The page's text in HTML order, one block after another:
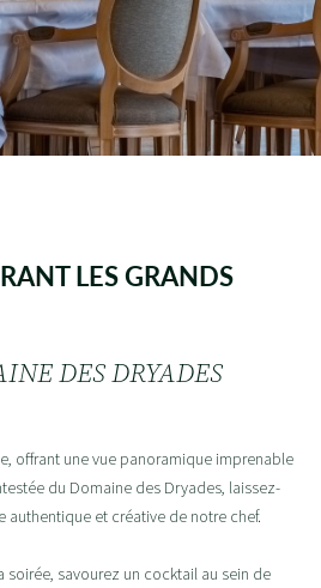
LES GRANDS
DES DRYADES
offrant une vue panoramique imprenable
du Domaine des Dryades, laissez-
authentique et créative de notre chef.
soirée, savourez un cocktail au sein de